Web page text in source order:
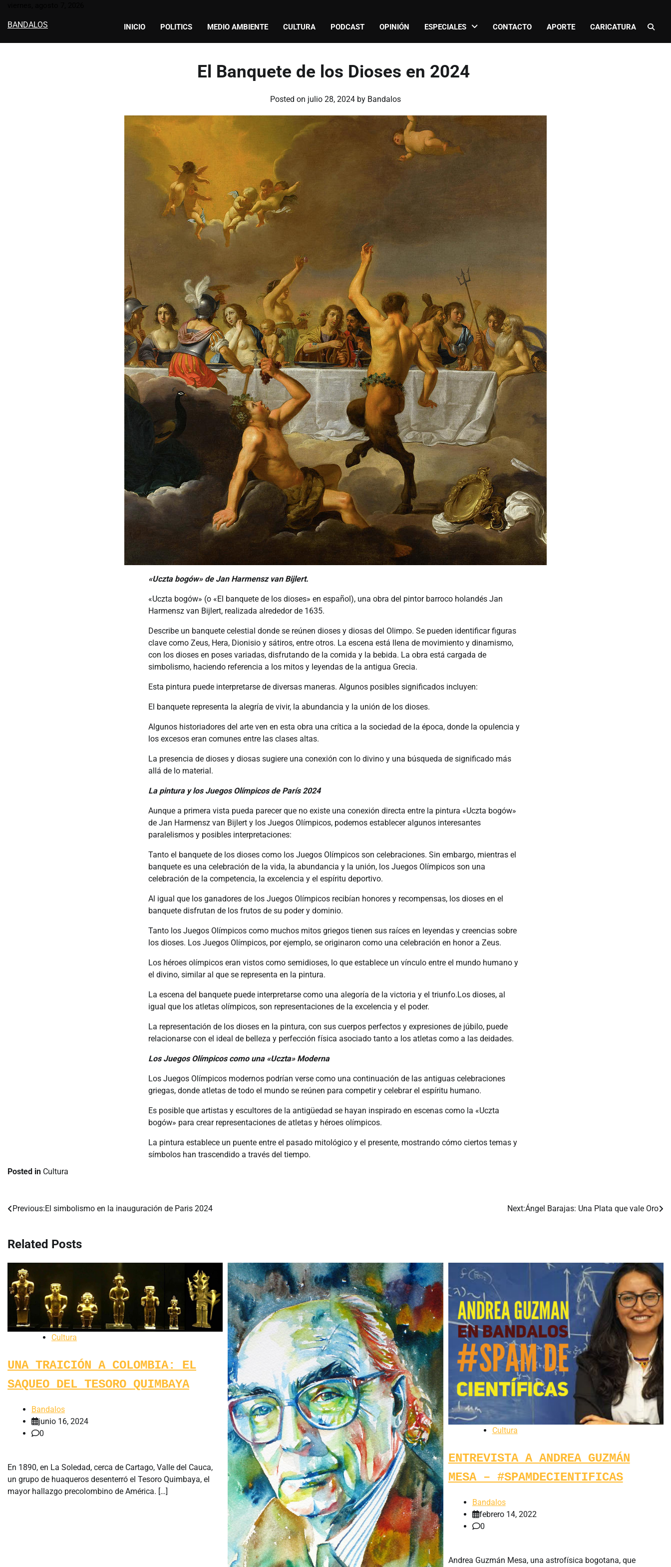
content
BANDALOS INICIO POLITICS MEDIO AMBIENTE CULTURA PODCAST OPINIÓN ESPECIALES CONTACTO APORTE CARICATURA
El Banquete de los Dioses en 2024
Posted on julio 28, 2024 by Bandalos
«Uczta bogów» de Jan Harmensz van Bijlert.
«Uczta bogów» (o «El banquete de los dioses» en español), una obra del pintor barroco holandés Jan
Harmensz van Bijlert, realizada alrededor de 1635.
Describe un banquete celestial donde se reúnen dioses y diosas del Olimpo. Se pueden identificar figuras
clave como Zeus, Hera, Dionisio y sátiros, entre otros. La escena está llena de movimiento y dinamismo,
con los dioses en poses variadas, disfrutando de la comida y la bebida. La obra está cargada de
simbolismo, haciendo referencia a los mitos y leyendas de la antigua Grecia.
Esta pintura puede interpretarse de diversas maneras. Algunos posibles significados incluyen:
El banquete representa la alegría de vivir, la abundancia y la unión de los dioses.
Algunos historiadores del arte ven en esta obra una crítica a la sociedad de la época, donde la opulencia y
los excesos eran comunes entre las clases altas.
La presencia de dioses y diosas sugiere una conexión con lo divino y una búsqueda de significado más
allá de lo material.
La pintura y los Juegos Olímpicos de París 2024
Aunque a primera vista pueda parecer que no existe una conexión directa entre la pintura «Uczta bogów»
de Jan Harmensz van Bijlert y los Juegos Olímpicos, podemos establecer algunos interesantes
paralelismos y posibles interpretaciones:
Tanto el banquete de los dioses como los Juegos Olímpicos son celebraciones. Sin embargo, mientras el
banquete es una celebración de la vida, la abundancia y la unión, los Juegos Olímpicos son una
celebración de la competencia, la excelencia y el espíritu deportivo.
Al igual que los ganadores de los Juegos Olímpicos recibían honores y recompensas, los dioses en el
banquete disfrutan de los frutos de su poder y dominio.
Tanto los Juegos Olímpicos como muchos mitos griegos tienen sus raíces en leyendas y creencias sobre
los dioses. Los Juegos Olímpicos, por ejemplo, se originaron como una celebración en honor a Zeus.
Los héroes olímpicos eran vistos como semidioses, lo que establece un vínculo entre el mundo humano y
el divino, similar al que se representa en la pintura.
La escena del banquete puede interpretarse como una alegoría de la victoria y el triunfo.Los dioses, al
igual que los atletas olímpicos, son representaciones de la excelencia y el poder.
La representación de los dioses en la pintura, con sus cuerpos perfectos y expresiones de júbilo, puede
relacionarse con el ideal de belleza y perfección física asociado tanto a los atletas como a las deidades.
Los Juegos Olímpicos como una «Uczta» Moderna
Los Juegos Olímpicos modernos podrían verse como una continuación de las antiguas celebraciones
griegas, donde atletas de todo el mundo se reúnen para competir y celebrar el espíritu humano.
Es posible que artistas y escultores de la antigüedad se hayan inspirado en escenas como la «Uczta
bogów» para crear representaciones de atletas y héroes olímpicos.
La pintura establece un puente entre el pasado mitológico y el presente, mostrando cómo ciertos temas y
símbolos han trascendido a través del tiempo.
Posted in Cultura
Navegación
entradas
Previous:El simbolismo en la inauguración de Paris 2024 Next:Ángel Barajas: Una Plata que vale Oro
Related Posts
Cultura
UNA TRAICIÓN A COLOMBIA: EL
SAQUEO DEL TESORO QUIMBAYA
Bandalos
junio 16, 2024
0
En 1890, en La Soledad, cerca de Cartago, Valle del Cauca,
un grupo de huaqueros desenterró el Tesoro Quimbaya, el
mayor hallazgo precolombino de América. […]
Cultura
ENTREVISTA A ANDREA GUZMÁN
MESA – #SPAMDECIENTIFICAS
Bandalos
febrero 14, 2022
0
Andrea Guzmán Mesa, una astrofísica bogotana, que